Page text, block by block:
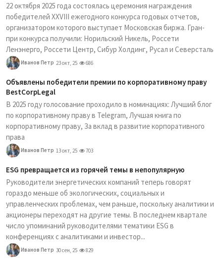
22 октября 2025 года состоялась церемония награждения
победителей XXVIII ежегодного конкурса годовых отчетов,
организатором которого выступает Московская биржа. Гран-
при конкурса получили: Норильский Никель, Россети
Ленэнерго, Россети Центр, Сибур Холдинг, Русал и Северсталь
Иванов Петр 23 окт, 25 686
Объявлены победители премии по корпоративному праву
BestCorpLegal
В 2025 году голосование проходило в номинациях: Лучший блог
по корпоративному праву в Telegram, Лучшая книга по
корпоративному праву, За вклад в развитие корпоративного
права
Иванов Петр 13 окт, 25 703
ESG превращается из горячей темы в непопулярную
Руководители энергетических компаний теперь говорят
гораздо меньше об экологических, социальных и
управленческих проблемах, чем раньше, поскольку аналитики и
акционеры переходят на другие темы. В последнем квартале
число упоминаний руководителями тематики ESG в
конференциях с аналитиками и инвестор...
Иванов Петр 30 сен, 25 829